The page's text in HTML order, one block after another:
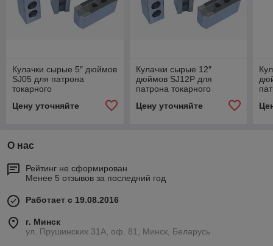
Кулачки сырые 5″ дюймов
SJ05 для патрона
токарного
Цену уточняйте
Кулачки сырые 12″
дюймов SJ12P для
патрона токарного
Цену уточняйте
О нас
Рейтинг не сформирован
Менее 5 отзывов за последний год
Работает с 19.08.2016
г. Минск
ул. Прушинских 31А, оф. 81, Минск, Беларусь